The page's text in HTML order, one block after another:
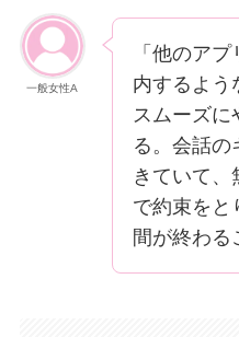
一般女性A
「他のア
内するよう
スムーズに
る。会話の
きていて
で約束をと
間が終わる